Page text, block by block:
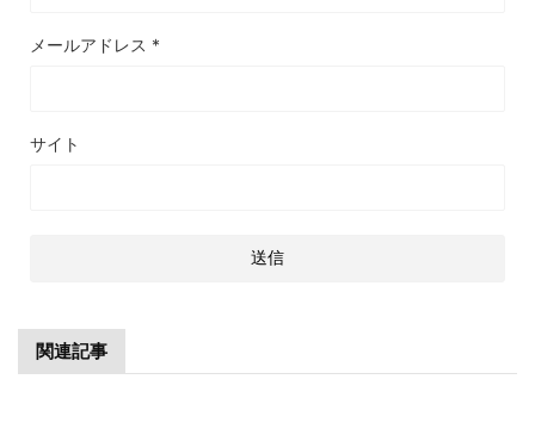
メールアドレス *
サイト
関連記事